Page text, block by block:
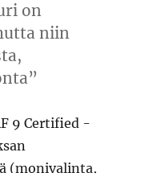
on
niin
9 Certified -
(monivalinta,